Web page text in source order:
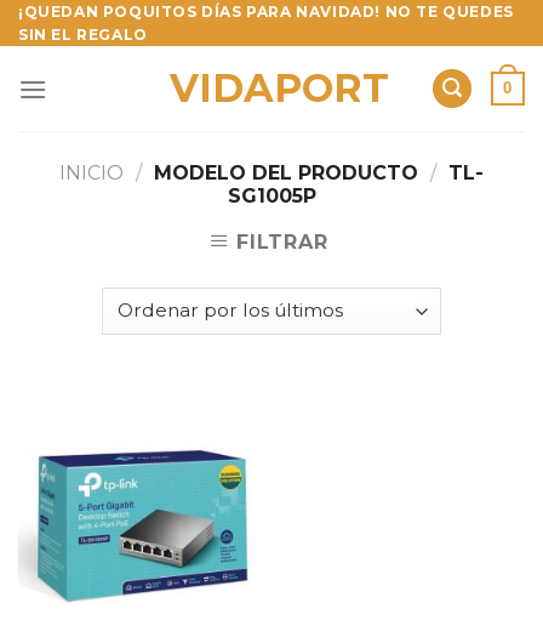
Skip
to
¡QUEDAN POQUITOS DÍAS PARA NAVIDAD! NO TE QUEDES
SIN EL REGALO
VIDAPORT 0
INICIO / MODELO DEL PRODUCTO / TL-
SG1005P
FILTRAR